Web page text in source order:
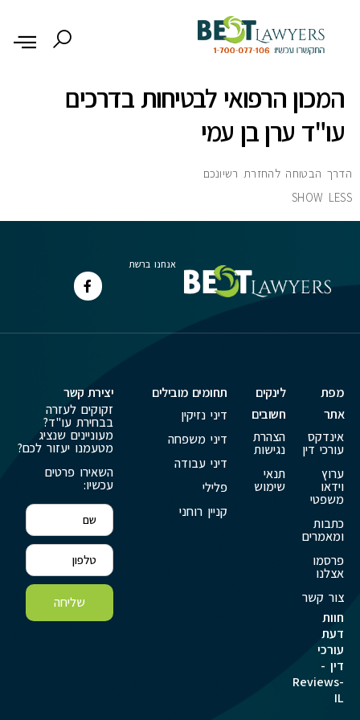
המכון הרפואי לבטיחות בדרכים
עו"ד ערן בן עמי
הדרך הבטוחה להחזרת רשיונכם
SHOW LESS
אנחנו ברשת
מפת
אתר
אינדקס
עורכי דין
ערוץ
וידאו
משפטי
כתבות
ומאמרים
פרסמו
אצלנו
צור קשר
חוות
דעת
עורכי
דין -
Reviews-
IL
לינקים
חשובים
הצהרת
נגישות
תנאי
שימוש
תחומים מובילים
דיני נזיקין
דיני משפחה
דיני עבודה
פלילי
קניין רוחני
יצירת קשר
זקוקים לעזרה
בבחירת עו"ד?
מעוניינים שנציג
מטעמנו יעזור לכם?
השאירו פרטים
עכשיו:
שליחה